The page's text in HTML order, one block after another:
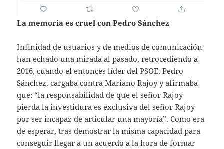
La memoria es cruel con Pedro Sánchez
Infinidad de usuarios y de medios de comunicación
han echado una mirada al pasado, retrocediendo a
2016, cuando el entonces líder del PSOE, Pedro
Sánchez, cargaba contra Mariano Rajoy y afirmaba
que: “la responsabilidad de que el señor Rajoy
pierda la investidura es exclusiva del señor Rajoy
por ser incapaz de articular una mayoría”. Como era
de esperar, tras demostrar la misma capacidad para
conseguir llegar a un acuerdo a la hora de formar